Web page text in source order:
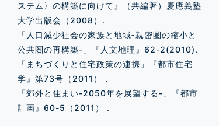
ステム〉の構築に向けて』（共編著）慶應義塾
大学出版会（2008）.
「人口減少社会の家族と地域‐親密圏の縮小と
公共圏の再構築‐」『人文地理』62-2(2010).
「まちづくりと住宅政策の連携」『都市住宅
学』第73号（2011）．
「郊外と住まい‐2050年を展望する‐」『都市
計画』60-5（2011）．